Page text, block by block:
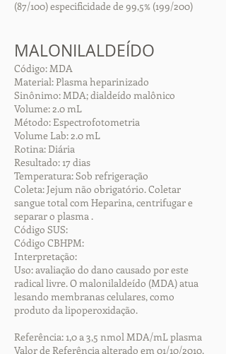
(87/100) especificidade de 99,5% (199/200)
MALONILALDEÍDO
Código: MDA
Material: Plasma heparinizado
Sinônimo: MDA; dialdeído malônico
Volume: 2.0 mL
Método: Espectrofotometria
Volume Lab: 2.0 mL
Rotina: Diária
Resultado: 17 dias
Temperatura: Sob refrigeração
Coleta: Jejum não obrigatório. Coletar
sangue total com Heparina, centrifugar e
separar o plasma .
Código SUS:
Código CBHPM:
Interpretação:
Uso: avaliação do dano causado por este
radical livre. O malonilaldeído (MDA) atua
lesando membranas celulares, como
produto da lipoperoxidação.
Referência: 1,0 a 3,5 nmol MDA/mL plasma
Valor de Referência alterado em 01/10/2010.